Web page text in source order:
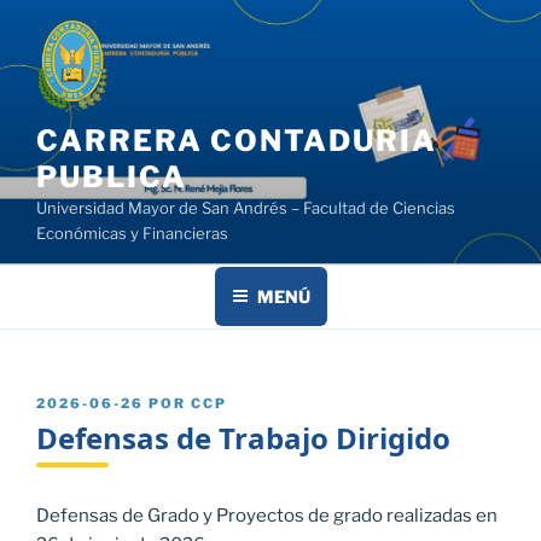
contenido
CARRERA CONTADURIA
PUBLICA
Universidad Mayor de San Andrés – Facultad de Ciencias
Económicas y Financieras
MENÚ
PUBLICADO
2026-06-26 POR CCP
Defensas de Trabajo Dirigido
Defensas de Grado y Proyectos de grado realizadas en